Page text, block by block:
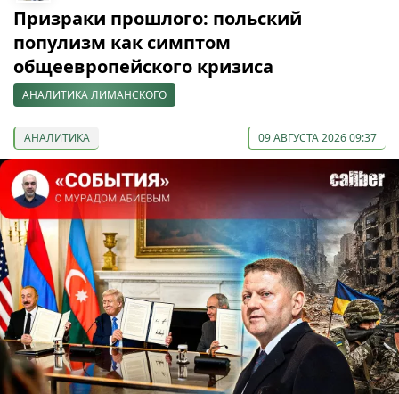
Призраки прошлого: польский
популизм как симптом
общеевропейского кризиса
АНАЛИТИКА ЛИМАНСКОГО
АНАЛИТИКА 09 АВГУСТА 2026 09:37